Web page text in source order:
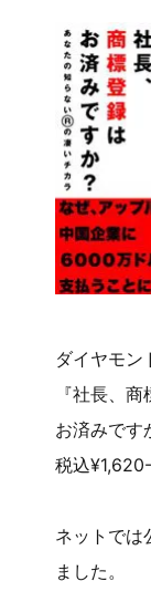
ダイヤモン
『社長、
お済みです
税込¥1,620-
ネットでは
ました。